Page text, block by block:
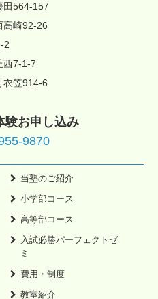
田564-157
高崎92-26
2
西7-1-7
衣笠914-6
験お申し込み
9870
当塾のご紹介
小学部コース
高等部コース
入試必勝パーフェクトゼ
ミ
費用・制度
教室紹介